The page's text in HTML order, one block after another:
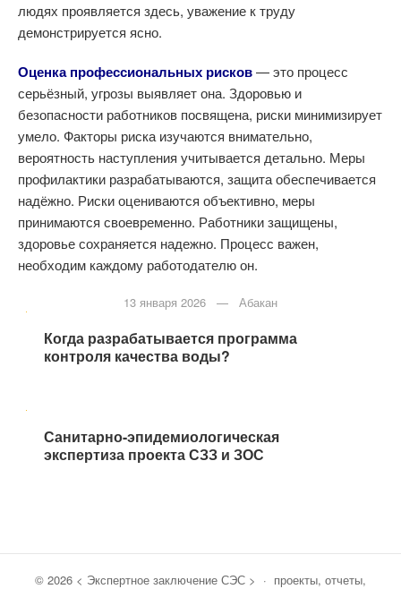
людях проявляется здесь, уважение к труду
демонстрируется ясно.
Оценка профессиональных рисков— это процесс
серьёзный, угрозы выявляет она. Здоровью и
безопасности работников посвящена, риски минимизирует
умело. Факторы риска изучаются внимательно,
вероятность наступления учитывается детально. Меры
профилактики разрабатываются, защита обеспечивается
надёжно. Риски оцениваются объективно, меры
принимаются своевременно. Работники защищены,
здоровье сохраняется надежно. Процесс важен,
необходим каждому работодателю он.
13 января 2026 — Абакан
Когда разрабатывается программа
контроля качества воды?
Санитарно-эпидемиологическая
экспертиза проекта СЗЗ и ЗОС
© 2026 < Экспертное заключение СЭС > · проекты, отчеты,